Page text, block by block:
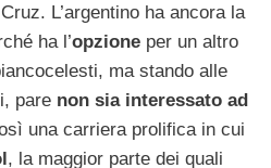
L’argentino ha ancora la
ha l’opzione per un altro
ma stando alle
pare non sia interessato ad
una carriera prolifica in cui
, la maggior parte dei quali